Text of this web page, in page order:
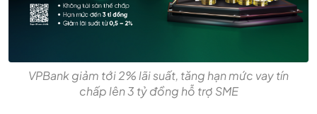
VPBank giảm tới 2% lãi suất, tăng hạn mức vay tín
chấp lên 3 tỷ đồng hỗ trợ SME